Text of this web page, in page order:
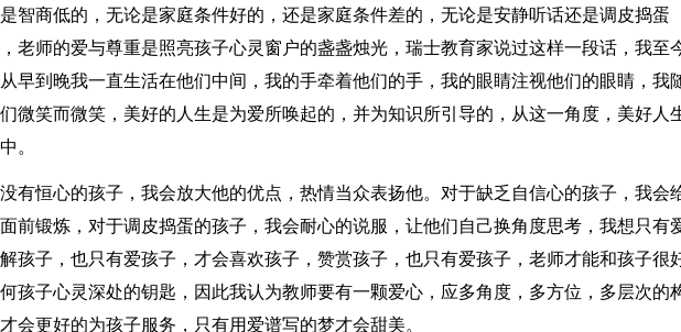
智商低的，无论是家庭条件好的，还是家庭条件差的，无论是安静听话还是调皮捣蛋
老师的爱与尊重是照亮孩子心灵窗户的盏盏烛光，瑞士教育家说过这样一段话，我至
早到晚我一直生活在他们中间，我的手牵着他们的手，我的眼睛注视他们的眼睛，我
微笑而微笑，美好的人生是为爱所唤起的，并为知识所引导的，从这一角度，美好人
。
有恒心的孩子，我会放大他的优点，热情当众表扬他。对于缺乏自信心的孩子，我会
前锻炼，对于调皮捣蛋的孩子，我会耐心的说服，让他们自己换角度思考，我想只有
孩子，也只有爱孩子，才会喜欢孩子，赞赏孩子，也只有爱孩子，老师才能和孩子很
孩子心灵深处的钥匙，因此我认为教师要有一颗爱心，应多角度，多方位，多层次的
会更好的为孩子服务，只有用爱谱写的梦才会甜美。